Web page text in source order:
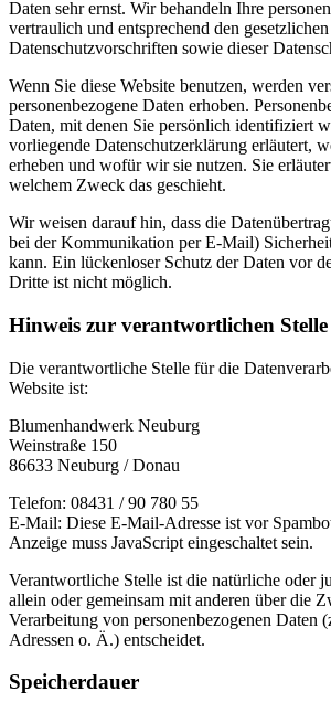
Daten sehr ernst. Wir behandeln Ihre
vertraulich und entsprechend den gesetzlichen
Datenschutzvorschriften sowie dieser
Wenn Sie diese Website benutzen, werden
personenbezogene Daten erhoben.
Daten, mit denen Sie persönlich identifiziert
vorliegende Datenschutzerklärung erläutert,
erheben und wofür wir sie nutzen. Sie
welchem Zweck das geschieht.
Wir weisen darauf hin, dass die
bei der Kommunikation per E-Mail)
kann. Ein lückenloser Schutz der Daten vor
Dritte ist nicht möglich.
Hinweis zur verantwortlichen Stelle
Die verantwortliche Stelle für die
Website ist:
Blumenhandwerk Neuburg
Weinstraße 150
86633 Neuburg / Donau
Telefon: 08431 / 90 780 55
E-Mail: Diese E-Mail-Adresse ist vor
Anzeige muss JavaScript eingeschaltet sein.
Verantwortliche Stelle ist die natürliche oder
allein oder gemeinsam mit anderen über die
Verarbeitung von personenbezogenen Daten
Adressen o. Ä.) entscheidet.
Speicherdauer